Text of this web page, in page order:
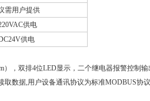
需用户提供
供电
供电
），双排4位LED显示，二个继电器报警控制输
数据,用户设备通讯协议为标准MODBUS协议